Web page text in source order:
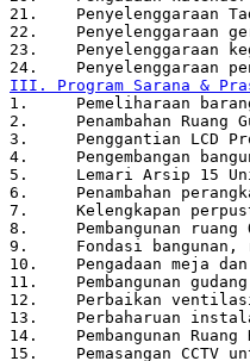
21.    Penyelenggaraan
22.    Penyelenggaraan
23.    Penyelenggaraan
24.    Penyelenggaraan
III. Program Sarana &
1.     Pemeliharaan
2.     Penambahan Ruang
3.     Penggantian LCD
4.     Pengembangan
5.     Lemari Arsip 15
6.     Penambahan
7.     Kelengkapan
8.     Pembangunan ruang
9.     Fondasi bangunan,
10.    Pengadaan meja
11.    Pembangunan
12.    Perbaikan
13.    Perbaharuan
14.    Pembangunan
15.    Pemasangan CCTV